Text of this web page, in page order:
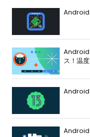
Android
Android
ス！温
Android
Android